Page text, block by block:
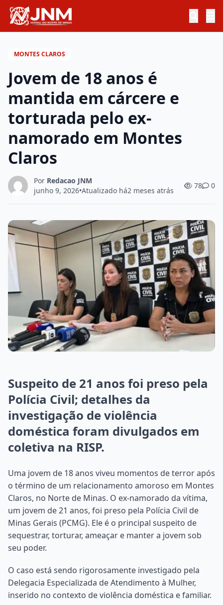
MONTES CLAROS
Jovem de 18 anos é
mantida em cárcere e
torturada pelo ex-
namorado em Montes
Claros
Por Redacao JNM
junho 9, 2026•Atualizado há2 meses atrás
78 0
Suspeito de 21 anos foi preso pela
Polícia Civil; detalhes da
investigação de violência
doméstica foram divulgados em
coletiva na RISP.
Uma jovem de 18 anos viveu momentos de terror após
o término de um relacionamento amoroso em Montes
Claros, no Norte de Minas. O ex-namorado da vítima,
um jovem de 21 anos, foi preso pela Polícia Civil de
Minas Gerais (PCMG). Ele é o principal suspeito de
sequestrar, torturar, ameaçar e manter a jovem sob
seu poder.
O caso está sendo rigorosamente investigado pela
Delegacia Especializada de Atendimento à Mulher,
inserido no contexto de violência doméstica e familiar.